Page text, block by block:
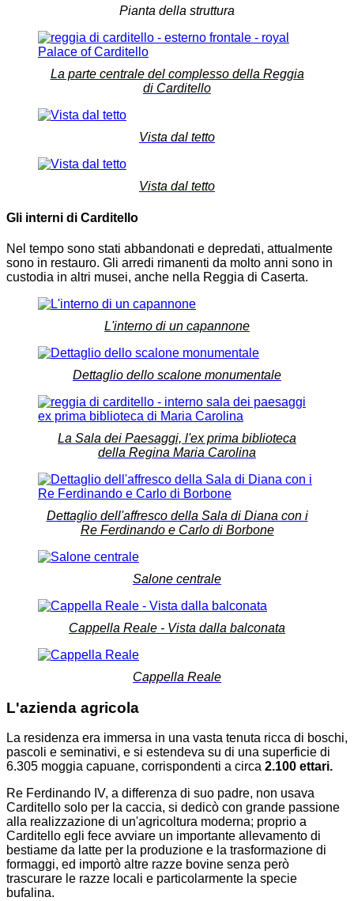
Pianta della struttura
La parte centrale del complesso della Reggia
di Carditello
Vista dal tetto
Vista dal tetto
Gli interni di Carditello
Nel tempo sono stati abbandonati e depredati, attualmente
sono in restauro. Gli arredi rimanenti da molto anni sono in
custodia in altri musei, anche nella Reggia di Caserta.
L'interno di un capannone
Dettaglio dello scalone monumentale
La Sala dei Paesaggi, l'ex prima biblioteca
della Regina Maria Carolina
Dettaglio dell'affresco della Sala di Diana con i
Re Ferdinando e Carlo di Borbone
Salone centrale
Cappella Reale - Vista dalla balconata
Cappella Reale
L'azienda agricola
La residenza era immersa in una vasta tenuta ricca di boschi,
pascoli e seminativi, e si estendeva su di una superficie di
6.305 moggia capuane, corrispondenti a circa 2.100 ettari.
Re Ferdinando IV, a differenza di suo padre, non usava
Carditello solo per la caccia, si dedicò con grande passione
alla realizzazione di un'agricoltura moderna; proprio a
Carditello egli fece avviare un importante allevamento di
bestiame da latte per la produzione e la trasformazione di
formaggi, ed importò altre razze bovine senza però
trascurare le razze locali e particolarmente la specie
bufalina.